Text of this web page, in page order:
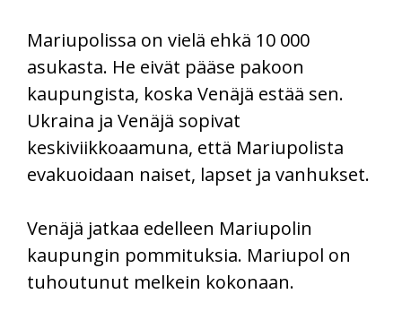
Mariupolissa on vielä ehkä 10 000
asukasta. He eivät pääse pakoon
kaupungista, koska Venäjä estää sen.
Ukraina ja Venäjä sopivat
keskiviikkoaamuna, että Mariupolista
evakuoidaan naiset, lapset ja vanhukset.
Venäjä jatkaa edelleen Mariupolin
kaupungin pommituksia. Mariupol on
tuhoutunut melkein kokonaan.